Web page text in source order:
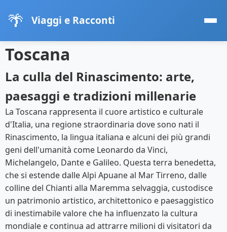
🌴 Viaggi e Racconti
Toscana
La culla del Rinascimento: arte,
paesaggi e tradizioni millenarie
La Toscana rappresenta il cuore artistico e culturale
d'Italia, una regione straordinaria dove sono nati il
Rinascimento, la lingua italiana e alcuni dei più grandi
geni dell'umanità come Leonardo da Vinci,
Michelangelo, Dante e Galileo. Questa terra benedetta,
che si estende dalle Alpi Apuane al Mar Tirreno, dalle
colline del Chianti alla Maremma selvaggia, custodisce
un patrimonio artistico, architettonico e paesaggistico
di inestimabile valore che ha influenzato la cultura
mondiale e continua ad attrarre milioni di visitatori da